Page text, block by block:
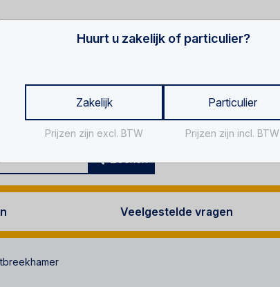
Zoeken
Veelgestelde vragen
Huurt u zakelijk of particulier?
Zakelijk
Prijzen zijn excl. BTW
Particulier
Prijzen zijn incl. BTW